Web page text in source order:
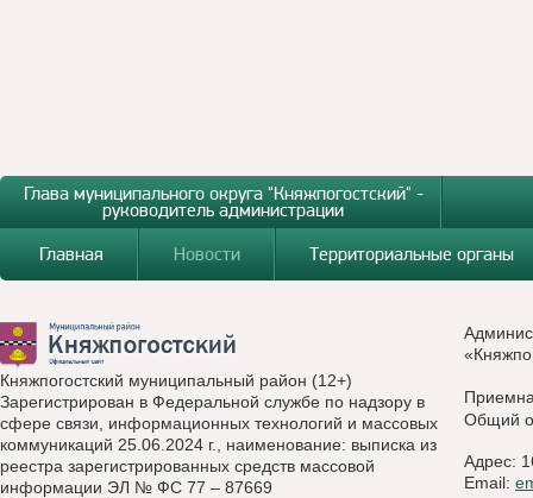
Глава муниципального округа "Княжпогостский" -
руководитель администрации
Главная
Новости Территориальные органы
Княжпогостский муниципальный район (12+)
Зарегистрирован в Федеральной службе по надзору в
сфере связи, информационных технологий и массовых
коммуникаций 25.06.2024 г., наименование: выписка из
реестра зарегистрированных средств массовой
информации ЭЛ № ФС 77 – 87669
Общий
Адрес:
Email: